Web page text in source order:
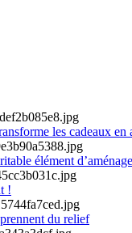
les cadeaux en
élément
!
du relief